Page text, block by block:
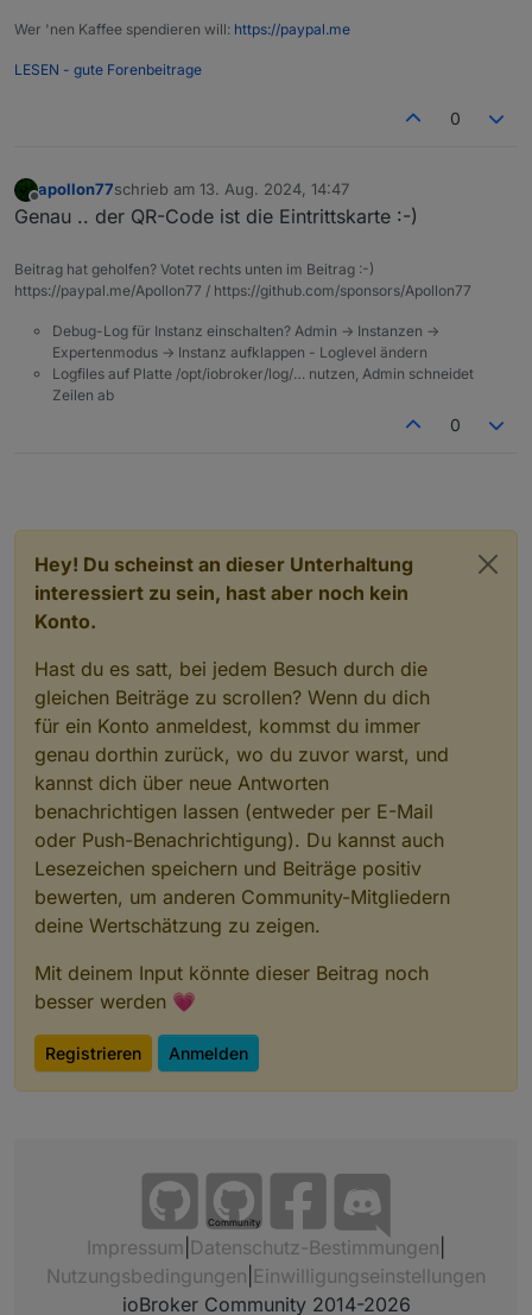
Wer 'nen Kaffee spendieren will: https://paypal.me
LESEN - gute Forenbeitrage
0
apollon77schrieb am 13. Aug. 2024, 14:47
zuletzt editiert von
Genau .. der QR-Code ist die Eintrittskarte :-)
Beitrag hat geholfen? Votet rechts unten im Beitrag :-)
https://paypal.me/Apollon77 / https://github.com/sponsors/Apollon77
Debug-Log für Instanz einschalten? Admin -> Instanzen ->
Expertenmodus -> Instanz aufklappen - Loglevel ändern
Logfiles auf Platte /opt/iobroker/log/… nutzen, Admin schneidet
Zeilen ab
0
Hey! Du scheinst an dieser Unterhaltung
interessiert zu sein, hast aber noch kein
Konto.
Hast du es satt, bei jedem Besuch durch die
gleichen Beiträge zu scrollen? Wenn du dich
für ein Konto anmeldest, kommst du immer
genau dorthin zurück, wo du zuvor warst, und
kannst dich über neue Antworten
benachrichtigen lassen (entweder per E-Mail
oder Push-Benachrichtigung). Du kannst auch
Lesezeichen speichern und Beiträge positiv
bewerten, um anderen Community-Mitgliedern
deine Wertschätzung zu zeigen.
Mit deinem Input könnte dieser Beitrag noch
besser werden 💗
Registrieren Anmelden
Community
Impressum Datenschutz-Bestimmungen
Nutzungsbedingungen Einwilligungseinstellungen
ioBroker Community 2014-2026